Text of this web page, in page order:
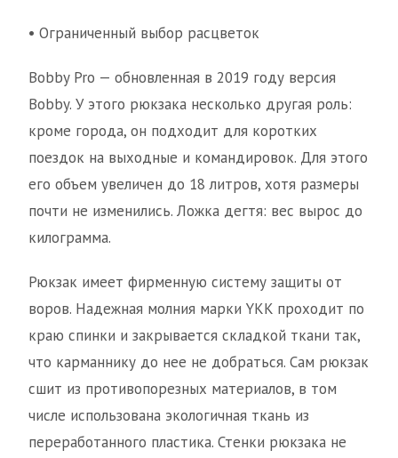
• Ограниченный выбор расцветок
Bobby Pro — обновленная в 2019 году версия
Bobby. У этого рюкзака несколько другая роль:
кроме города, он подходит для коротких
поездок на выходные и командировок. Для этого
его объем увеличен до 18 литров, хотя размеры
почти не изменились. Ложка дегтя: вес вырос до
килограмма.
Рюкзак имеет фирменную систему защиты от
воров. Надежная молния марки YKK проходит по
краю спинки и закрывается складкой ткани так,
что карманнику до нее не добраться. Сам рюкзак
сшит из противопорезных материалов, в том
числе использована экологичная ткань из
переработанного пластика. Стенки рюкзака не